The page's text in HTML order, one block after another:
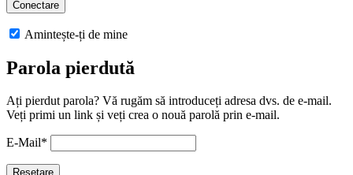
Amintește-ți de mine
Parola pierdută
Ați pierdut parola? Vă rugăm să introduceți adresa dvs. de e-mail.
Veți primi un link și veți crea o nouă parolă prin e-mail.
E-Mail*